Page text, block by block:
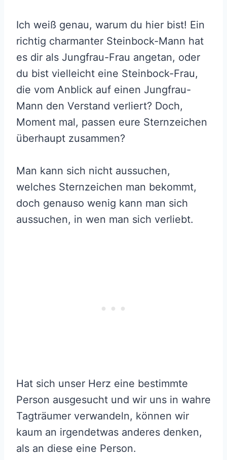
Ich weiß genau, warum du hier bist! Ein
richtig charmanter Steinbock-Mann hat
es dir als Jungfrau-Frau angetan, oder
du bist vielleicht eine Steinbock-Frau,
die vom Anblick auf einen Jungfrau-
Mann den Verstand verliert? Doch,
Moment mal, passen eure Sternzeichen
überhaupt zusammen?
Man kann sich nicht aussuchen,
welches Sternzeichen man bekommt,
doch genauso wenig kann man sich
aussuchen, in wen man sich verliebt.
Hat sich unser Herz eine bestimmte
Person ausgesucht und wir uns in wahre
Tagträumer verwandeln, können wir
kaum an irgendetwas anderes denken,
als an diese eine Person.